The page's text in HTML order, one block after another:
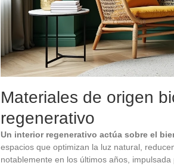
Materiales de origen
regenerativo
Un interior regenerativo actúa sobre el
espacios que optimizan la luz natural,
notablemente en los últimos años,